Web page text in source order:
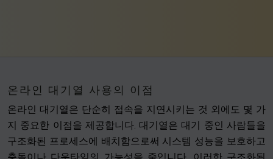
온라인 대기열 사용의 이점
온라인 대기열은 단순히 접속을 지연시키는 것 외에도 몇 가
지 중요한 이점을 제공합니다. 대기열은 대기 중인 사람들을
구조화된 프로세스에 배치함으로써 시스템 성능을 보호하고